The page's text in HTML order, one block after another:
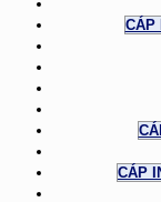
CÁP
CÁP